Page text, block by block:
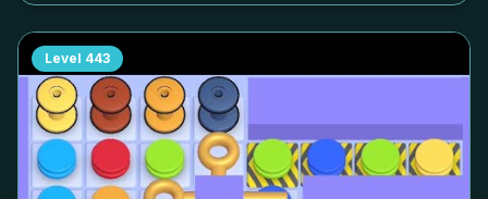
Level 443